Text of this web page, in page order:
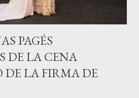
PAGÉS
DE LA CENA
LA FIRMA DE